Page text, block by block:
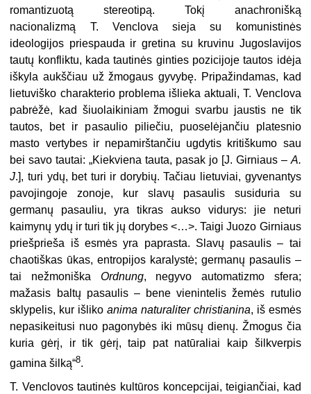
romantizuotą stereotipą. Tokį anachronišką
nacionalizmą T. Venclova sieja su komunistinės
ideologijos priespauda ir gretina su kruvinu Jugoslavijos
tautų konfliktu, kada tautinės ginties pozicijoje tautos idėja
iškyla aukščiau už žmogaus gyvybę. Pripažindamas, kad
lietuviško charakterio problema išlieka aktuali, T. Venclova
pabrėžė, kad šiuolaikiniam žmogui svarbu jaustis ne tik
tautos, bet ir pasaulio piliečiu, puoselėjančiu platesnio
masto vertybes ir nepamirštančiu ugdytis kritiškumo sau
bei savo tautai: „Kiekviena tauta, pasak jo [J. Girniaus – A.
J.], turi ydų, bet turi ir dorybių. Tačiau lietuviai, gyvenantys
pavojingoje zonoje, kur slavų pasaulis susiduria su
germanų pasauliu, yra tikras aukso vidurys: jie neturi
kaimynų ydų ir turi tik jų dorybes <…>. Taigi Juozo Girniaus
priešprieša iš esmės yra paprasta. Slavų pasaulis – tai
chaotiškas ūkas, entropijos karalystė; germanų pasaulis –
tai nežmoniška Ordnung, negyvo automatizmo sfera;
mažasis baltų pasaulis – bene vienintelis žemės rutulio
sklypelis, kur išlikoanima naturaliter christianina, iš esmės
nepasikeitusi nuo pagonybės iki mūsų dienų. Žmogus čia
kuria gėrį, ir tik gėrį, taip pat natūraliai kaip šilkverpis
gamina šilką“8.
T. Venclovos tautinės kultūros koncepcijai, teigiančiai, kad